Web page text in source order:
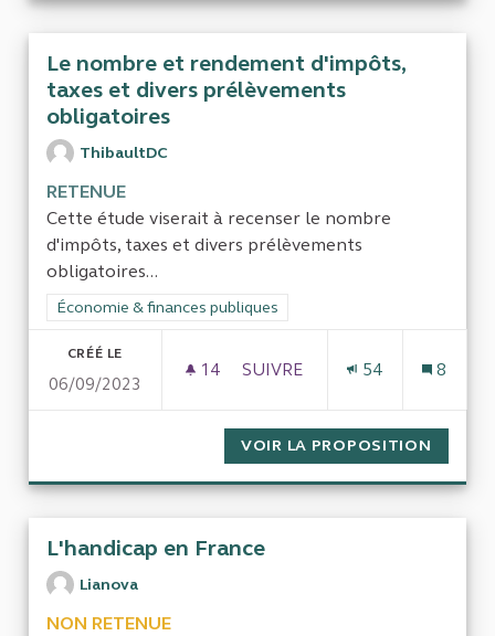
Le nombre et rendement d'impôts,
taxes et divers prélèvements
obligatoires
ThibaultDC
RETENUE
Cette étude viserait à recenser le nombre
d'impôts, taxes et divers prélèvements
obligatoires...
Filtrer les résultats de la catégorie : Économie & finances
Économie & finances publiques
CRÉÉ LE
06/09/2023
14 14 ABONNÉS
SUIVRE
54 8
VOIR LA PROPOSITION
L'handicap en France
Lianova
NON RETENUE